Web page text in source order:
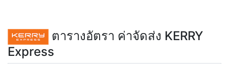
ตารางอัตรา ค่าจัดส่ง KERRY
Express